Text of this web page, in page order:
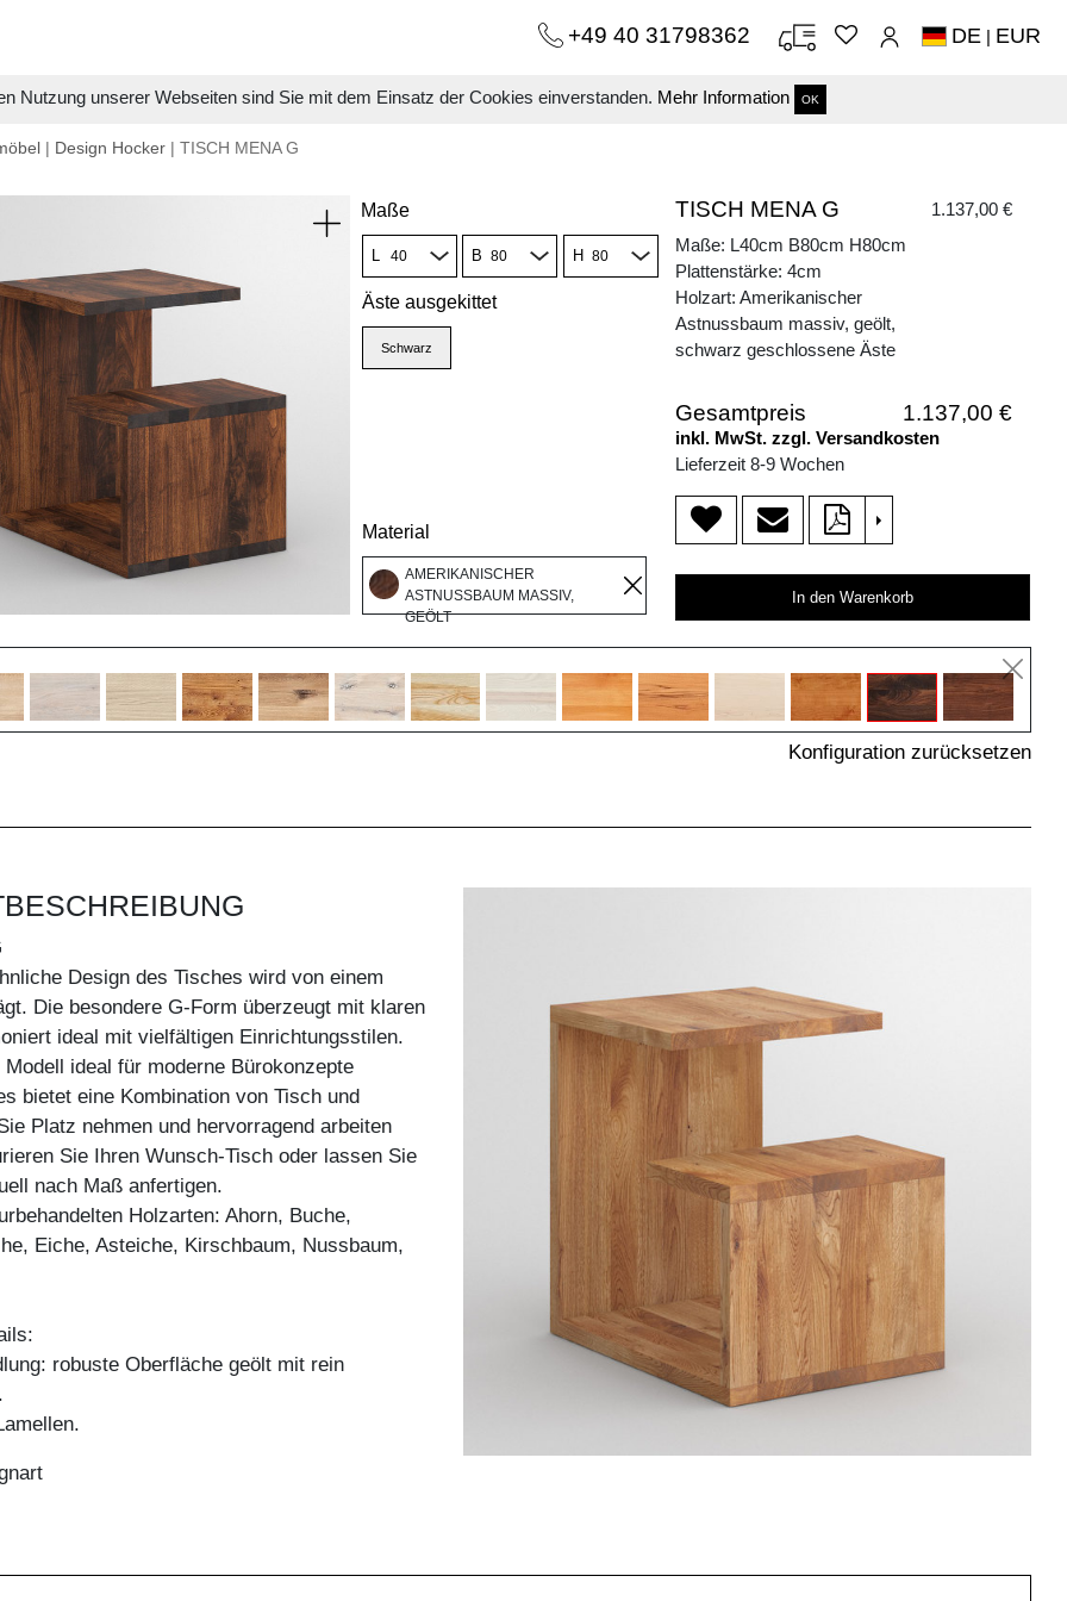
Nutzung unserer Webseiten sind Sie mit dem Einsatz der Cookies einverstanden. Mehr Information OK
+49 40 31798362 DE | EUR
| Design Hocker | TISCH MENA G
Maße
L B H
Äste ausgekittet
Schwarz
Material
AMERIKANISCHER
ASTNUSSBAUM MASSIV,
GEÖLT
TISCH MENA G
1.137,00 €
Maße: L40cm B80cm H80cm
Plattenstärke: 4cm
Holzart: Amerikanischer
Astnussbaum massiv, geölt,
schwarz geschlossene Äste
Gesamtpreis 1.137,00 €
inkl. MwSt. zzgl. Versandkosten
Lieferzeit 8-9 Wochen
>
In den Warenkorb
Konfiguration zurücksetzen
Design des Tisches wird von einem
Die besondere G-Form überzeugt mit klaren
ideal mit vielfältigen Einrichtungsstilen.
ideal für moderne Bürokonzepte
bietet eine Kombination von Tisch und
Platz nehmen und hervorragend arbeiten
Sie Ihren Wunsch-Tisch oder lassen Sie
nach Maß anfertigen.
Holzarten: Ahorn, Buche,
Eiche, Asteiche, Kirschbaum, Nussbaum,
robuste Oberfläche geölt mit rein